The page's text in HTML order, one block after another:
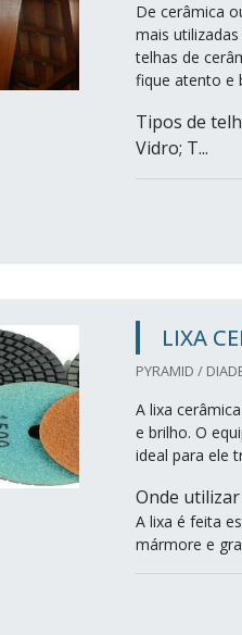
De cerâmica
mais
telhas de
fique atento e
Tipos de
Vidro; T...
LIXA
PYRAMID /
A lixa
e brilho. O
ideal para ele
Onde
A lixa é feita
mármore e